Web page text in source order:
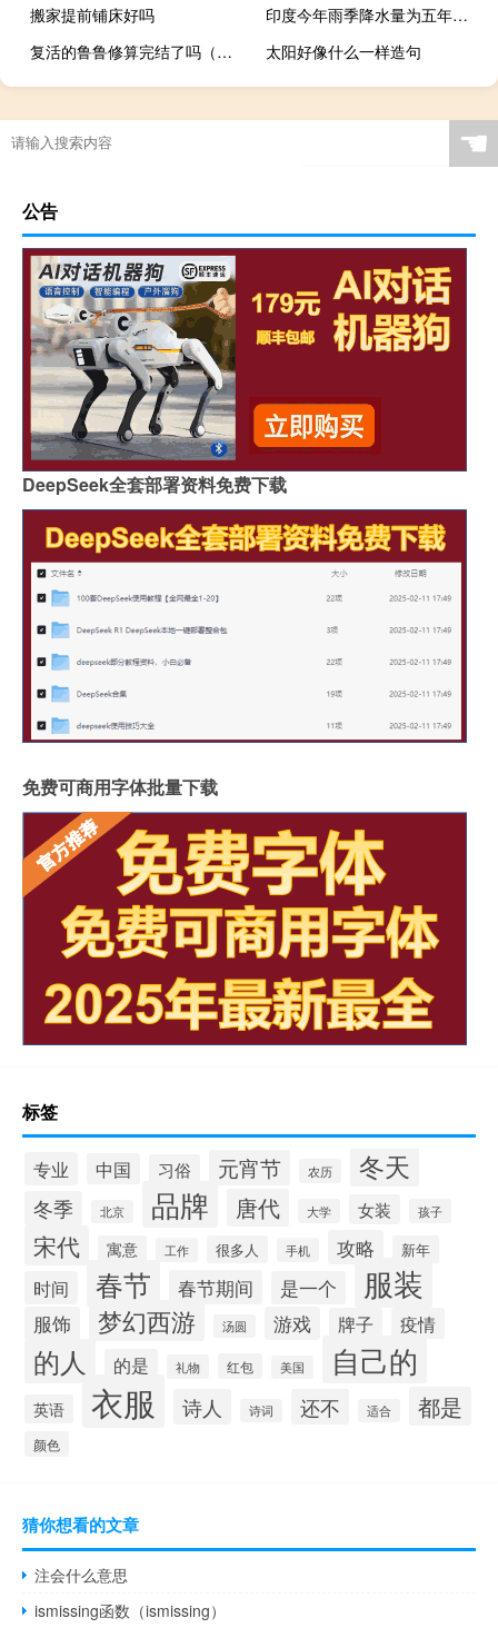
搬家提前铺床好吗
印度今年雨季降水量为五年来最低
复活的鲁鲁修算完结了吗（复活的鲁鲁修什么时候上映）
太阳好像什么一样造句
☚
公告
DeepSeek全套部署资料免费下载
免费可商用字体批量下载
标签
专业 中国 习俗 元宵节 农历 冬天
冬季 北京 品牌 唐代 大学 女装 孩子
宋代 寓意 工作 很多人 手机 攻略 新年
时间 春节 春节期间 是一个 服装
服饰 梦幻西游 汤圆 游戏 牌子 疫情
的人 的是 礼物 红包 美国 自己的
英语 衣服 诗人 诗词 还不 适合 都是
颜色
猜你想看的文章
注会什么意思
ismissing函数（ismissing）